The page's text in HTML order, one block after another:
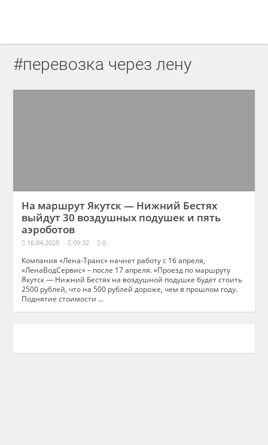
#перевозка через лену
На маршрут Якутск — Нижний Бестях
выйдут 30 воздушных подушек и пять
аэроботов
16.04.2025 09:32 0
Компания «Лена-Транс» начнет работу с 16 апреля,
«ЛенаВодСервис» – после 17 апреля. «Проезд по маршруту
Якутск — Нижний Бестях на воздушной подушке будет стоить
2500 рублей, что на 500 рублей дороже, чем в прошлом году.
Поднятие стоимости ...